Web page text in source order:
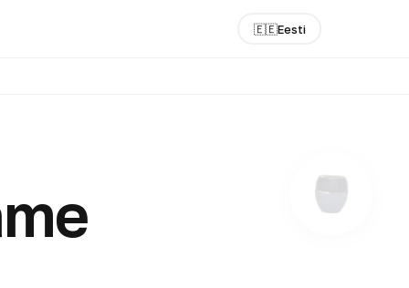
🇪🇪Eesti